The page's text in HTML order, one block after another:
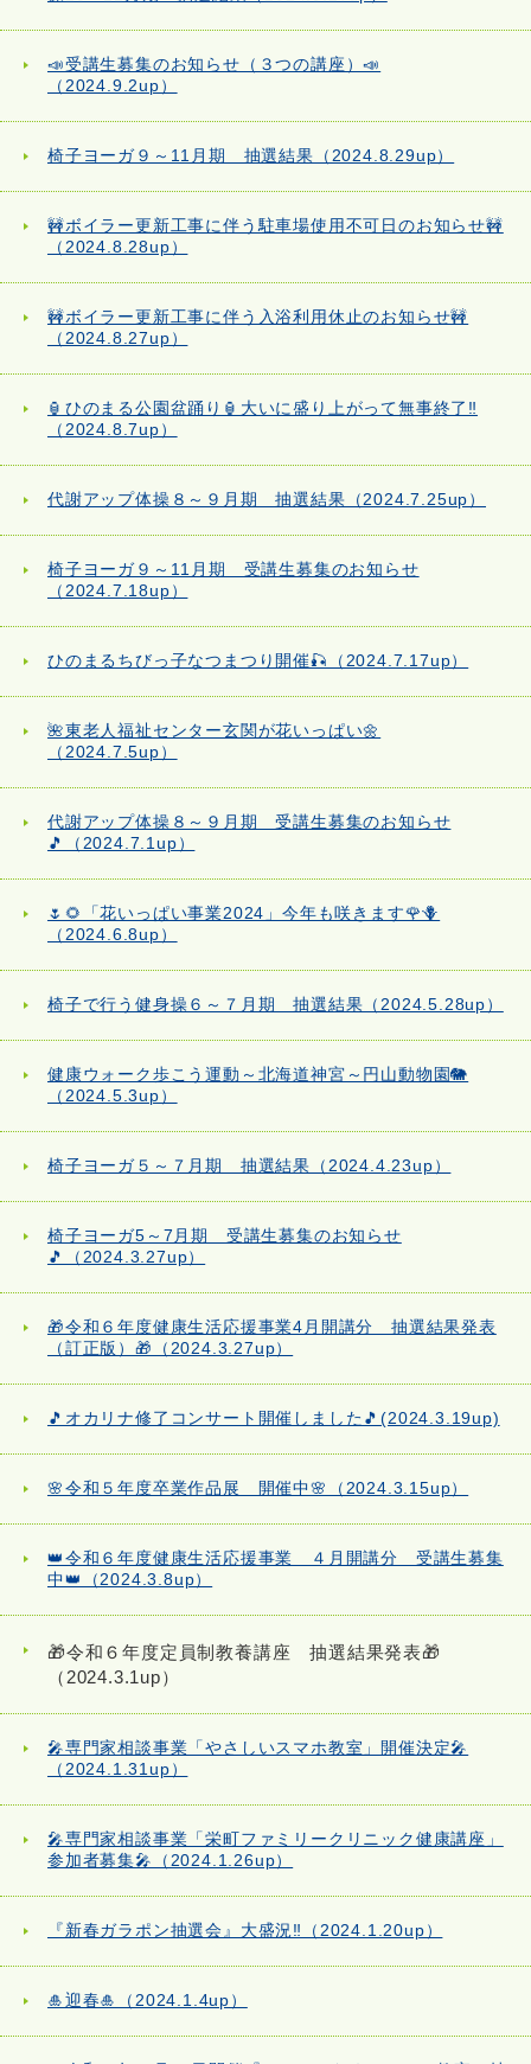
📣受講生募集のお知らせ（３つの講座）📣
（2024.9.2up）
椅子ヨーガ９～11月期 抽選結果（2024.8.29up）
🚧ボイラー更新工事に伴う駐車場使用不可日のお知らせ🚧
（2024.8.28up）
🚧ボイラー更新工事に伴う入浴利用休止のお知らせ🚧
（2024.8.27up）
🏮ひのまる公園盆踊り🏮大いに盛り上がって無事終了‼
（2024.8.7up）
代謝アップ体操８～９月期 抽選結果（2024.7.25up）
椅子ヨーガ９～11月期 受講生募集のお知らせ
（2024.7.18up）
ひのまるちびっ子なつまつり開催🎣（2024.7.17up）
🌺東老人福祉センター玄関が花いっぱい🌼
（2024.7.5up）
代謝アップ体操８～９月期 受講生募集のお知らせ
🎵（2024.7.1up）
🌷🌻「花いっぱい事業2024」今年も咲きます🌹🪻
（2024.6.8up）
椅子で行う健身操６～７月期 抽選結果（2024.5.28up）
健康ウォーク歩こう運動～北海道神宮～円山動物園🐘
（2024.5.3up）
椅子ヨーガ５～７月期 抽選結果（2024.4.23up）
椅子ヨーガ5～7月期 受講生募集のお知らせ
🎵（2024.3.27up）
🎁令和６年度健康生活応援事業4月開講分 抽選結果発表
（訂正版）🎁（2024.3.27up）
🎵オカリナ修了コンサート開催しました🎵(2024.3.19up)
🌸令和５年度卒業作品展 開催中🌸（2024.3.15up）
👑令和６年度健康生活応援事業 ４月開講分 受講生募集
中👑（2024.3.8up）
🎁令和６年度定員制教養講座 抽選結果発表🎁
（2024.3.1up）
🎤専門家相談事業「やさしいスマホ教室」開催決定🎤
（2024.1.31up）
🎤専門家相談事業「栄町ファミリークリニック健康講座」
参加者募集🎤（2024.1.26up）
『新春ガラポン抽選会』大盛況‼（2024.1.20up）
🎍迎春🎍（2024.1.4up）